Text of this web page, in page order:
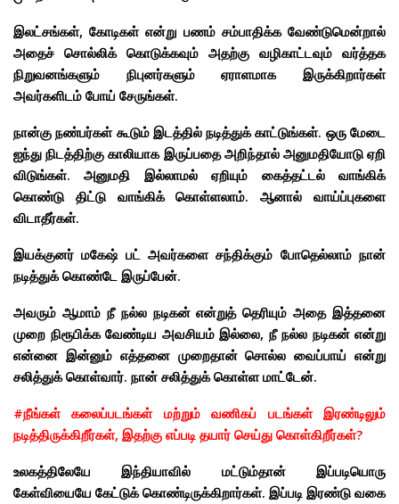
இலட்சங்கள், கோடிகள் என்று பணம் சம்பாதிக்க வேண்டுமென்றால்
அதைச் சொல்லிக் கொடுக்கவும் அதற்கு வழிகாட்டவும் வர்த்தக
நிறுவனங்களும் நிபுனர்களும் ஏராளமாக இருக்கிறார்கள்
அவர்களிடம் போய் சேருங்கள்.
நான்கு நண்பர்கள் கூடும் இடத்தில் நடித்துக் காட்டுங்கள். ஒரு மேடை
ஐந்து நிடத்திற்கு காலியாக இருப்பதை அறிந்தால் அனுமதியோடு ஏறி
விடுங்கள். அனுமதி இல்லாமல் ஏறியும் கைத்தட்டல் வாங்கிக்
கொண்டு திட்டு வாங்கிக் கொள்ளலாம். ஆனால் வாய்ப்புகளை
விடாதீர்கள்.
இயக்குனர் மகேஷ் பட் அவர்களை சந்திக்கும் போதெல்லாம் நான்
நடித்துக் கொண்டே இருப்பேன்.
அவரும் ஆமாம் நீ நல்ல நடிகன் என்றுத் தெரியும் அதை இத்தனை
முறை நிரூபிக்க வேண்டிய அவசியம் இல்லை, நீ நல்ல நடிகன் என்று
என்னை இன்னும் எத்தனை முறைதான் சொல்ல வைப்பாய் என்று
சலித்துக் கொள்வார். நான் சலித்துக் கொள்ள மாட்டேன்.
#நீங்கள் கலைப்படங்கள் மற்றும் வணிகப் படங்கள் இரண்டிலும்
நடித்திருக்கிறீர்கள், இதற்கு எப்படி தயார் செய்து கொள்கிறீர்கள்?
உலகத்திலேயே இந்தியாவில் மட்டும்தான் இப்படியொரு
கேள்வியையே கேட்டுக் கொண்டிருக்கிறார்கள். இப்படி இரண்டு வகை